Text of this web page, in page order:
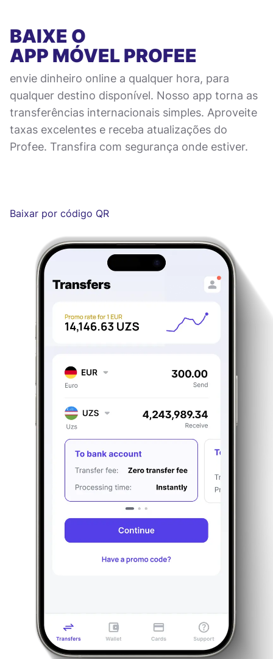
BAIXE O
APP MÓVELPROFEE
envie dinheiro online a qualquer hora, para
qualquer destino disponível. Nosso app torna as
transferências internacionais simples. Aproveite
taxas excelentes e receba atualizações do
Profee. Transfira com segurança onde estiver.
Baixar por código QR